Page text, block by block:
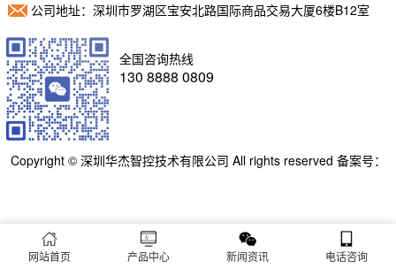
公司地址：深圳市罗湖区宝安北路国际商品交易大厦6楼B12室
全国咨询热线
130 8888 0809
Copyright © 深圳华杰智控技术有限公司 All rights reserved 备案号：
网站首页 产品中心 新闻资讯 电话咨询